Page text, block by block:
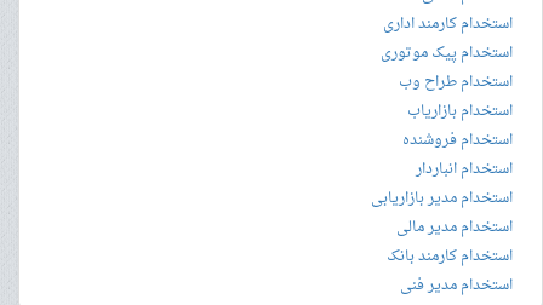
استخدام کارمند اداری
استخدام پیک موتوری
استخدام طراح وب
استخدام بازاریاب
استخدام فروشنده
استخدام انباردار
استخدام مدیر بازاریابی
استخدام مدیر مالی
استخدام کارمند بانک
استخدام مدیر فنی